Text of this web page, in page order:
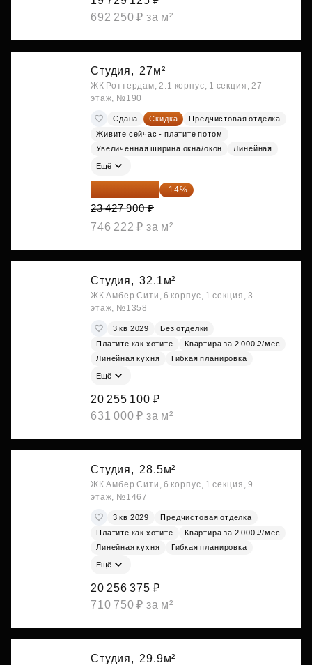
692 250 ₽ за м²
Студия, 27м²
ЖК Роттердам, 2.1 корпус, 1 секция, 27
этаж, №190
Сдана Скидка
Предчистовая отделка
Живите сейчас - платите потом
Увеличенная ширина окна/окон
Линейная
Ещё
20 147 994 ₽ -14%
23 427 900 ₽
746 222 ₽ за м²
Студия, 32.1м²
ЖК Амбер Сити, 6 корпус, 1 секция, 3
этаж, №1358
3 кв 2029
Без отделки
Платите как хотите
Квартира за 2 000 ₽/мес
Линейная кухня
Гибкая планировка
Ещё
20 255 100 ₽
631 000 ₽ за м²
Студия, 28.5м²
ЖК Амбер Сити, 6 корпус, 1 секция, 9
этаж, №1467
3 кв 2029
Предчистовая отделка
Платите как хотите
Квартира за 2 000 ₽/мес
Линейная кухня
Гибкая планировка
Ещё
20 256 375 ₽
710 750 ₽ за м²
Студия, 29.9м²